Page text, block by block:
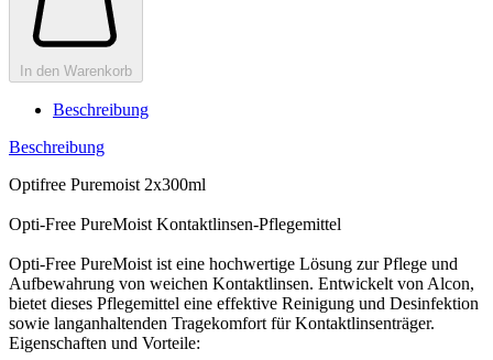
In den Warenkorb
Beschreibung
Beschreibung
Optifree Puremoist 2x300ml
Opti-Free PureMoist Kontaktlinsen-Pflegemittel
Opti-Free PureMoist ist eine hochwertige Lösung zur Pflege und
Aufbewahrung von weichen Kontaktlinsen. Entwickelt von Alcon,
bietet dieses Pflegemittel eine effektive Reinigung und Desinfektion
sowie langanhaltenden Tragekomfort für Kontaktlinsenträger.
Eigenschaften und Vorteile: